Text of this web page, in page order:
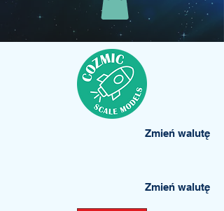
Zmień walutę
Zmień walutę